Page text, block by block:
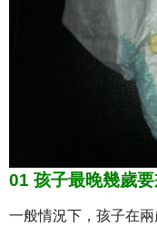
01 孩子最晚幾歲
一般情況下，孩子在